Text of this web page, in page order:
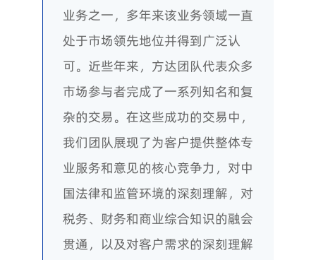
业务之一，多年来该业务领域一直
处于市场领先地位并得到广泛认
可。近些年来，方达团队代表众多
市场参与者完成了一系列知名和复
杂的交易。在这些成功的交易中，
我们团队展现了为客户提供整体专
业服务和意见的核心竞争力，对中
国法律和监管环境的深刻理解，对
税务、财务和商业综合知识的融会
贯通，以及对客户需求的深刻理解